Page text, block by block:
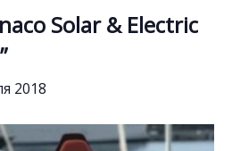
Solar & Electric
2018